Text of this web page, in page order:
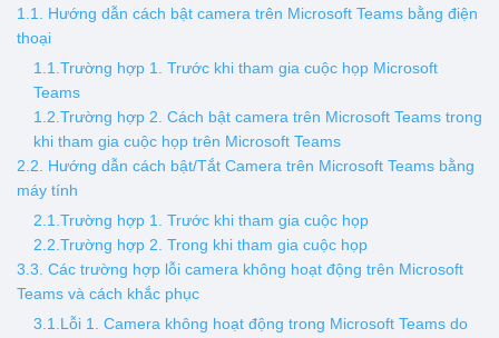
1.1. Hướng dẫn cách bật camera trên Microsoft Teams bằng điện
thoại
1.1.Trường hợp 1. Trước khi tham gia cuộc họp Microsoft
Teams
1.2.Trường hợp 2. Cách bật camera trên Microsoft Teams trong
khi tham gia cuộc họp trên Microsoft Teams
2.2. Hướng dẫn cách bật/Tắt Camera trên Microsoft Teams bằng
máy tính
2.1.Trường hợp 1. Trước khi tham gia cuộc họp
2.2.Trường hợp 2. Trong khi tham gia cuộc họp
3.3. Các trường hợp lỗi camera không hoạt động trên Microsoft
Teams và cách khắc phục
3.1.Lỗi 1. Camera không hoạt động trong Microsoft Teams do